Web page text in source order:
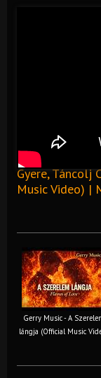
Gyere, Táncolj
Music Video) |
Gerry Music - A
lángja (Official Music